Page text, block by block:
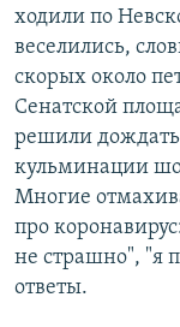
ходили по
веселились,
скорых около
Сенатской
решили
кульминации
Многие
про
не страшно", "я
ответы.